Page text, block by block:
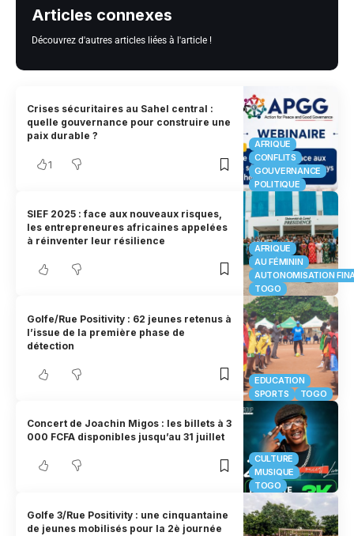
Articles connexes
Découvrez d'autres articles liées à l'article !
AFRIQUE
CONFLITS
GOUVERNANCE
POLITIQUE
Crises sécuritaires au Sahel central :
quelle gouvernance pour construire une
paix durable ?
1
AFRIQUE
AU FÉMININ
AUTONOMISATION
TOGO
SIEF 2025 : face aux nouveaux risques,
les entrepreneures africaines appelées
à réinventer leur résilience
EDUCATION
SPORTS
TOGO
Golfe/Rue Positivity : 62 jeunes retenus à
l’issue de la première phase de
détection
CULTURE
MUSIQUE
TOGO
Concert de Joachin Migos : les billets à 3
000 FCFA disponibles jusqu’au 31 juillet
Golfe 3/Rue Positivity : une cinquantaine
de jeunes mobilisés pour la 2è journée